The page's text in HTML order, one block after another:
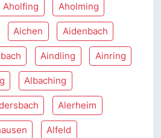
Aholfing Aholming
Aichen Aidenbach
Aindling Ainring
Albaching
Alerheim
Alfeld